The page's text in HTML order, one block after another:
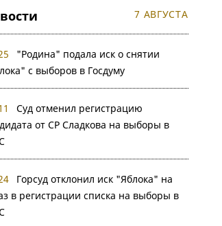
7 АВГУСТА
"Родина" подала иск о снятии
с выборов в Госдуму
Суд отменил регистрацию
от СР Сладкова на выборы в
Горсуд отклонил иск "Яблока" на
в регистрации списка на выборы в